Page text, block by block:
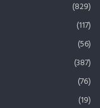
(829)
(117)
(56)
(387)
(76)
(19)